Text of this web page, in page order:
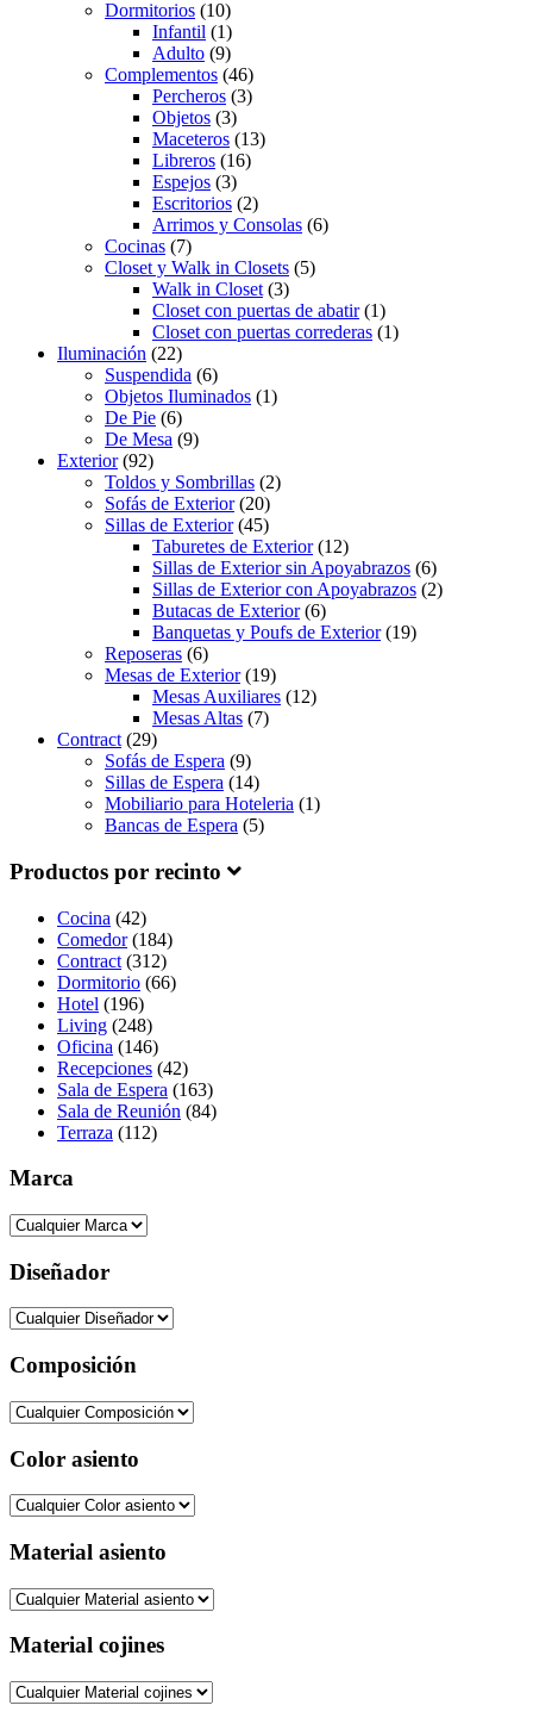
Dormitorios (10)
Infantil (1)
Adulto (9)
Complementos (46)
Percheros (3)
Objetos (3)
Maceteros (13)
Libreros (16)
Espejos (3)
Escritorios (2)
Arrimos y Consolas (6)
Cocinas (7)
Closet y Walk in Closets (5)
Walk in Closet (3)
Closet con puertas de abatir(1)
Closet con puertas correderas (1)
Iluminación (22)
Suspendida (6)
Objetos Iluminados (1)
De Pie (6)
De Mesa (9)
Exterior(92)
Toldos y Sombrillas (2)
Sofás de Exterior(20)
Sillas de Exterior(45)
Taburetes de Exterior(12)
Sillas de Exterior sin Apoyabrazos (6)
Sillas de Exterior con Apoyabrazos (2)
Butacas de Exterior(6)
Banquetas y Poufs de Exterior(19)
Reposeras (6)
Mesas de Exterior(19)
Mesas Auxiliares (12)
Mesas Altas (7)
Contract (29)
Sofás de Espera (9)
Sillas de Espera (14)
Mobiliario para Hoteleria (1)
Bancas de Espera (5)
Productos por recinto
Cocina (42)
Comedor(184)
Contract (312)
Dormitorio (66)
Hotel (196)
Living (248)
Oficina (146)
Recepciones (42)
Sala de Espera (163)
Sala de Reunión (84)
Terraza (112)
Marca
Diseñador
Composición
Color asiento
Material asiento
Material cojines